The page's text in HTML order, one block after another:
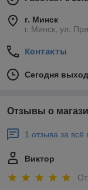
г. Минск
г. Минск, ул.
Контакты
Сегодня
Отзывы о
1 отзыва за всё
Виктор